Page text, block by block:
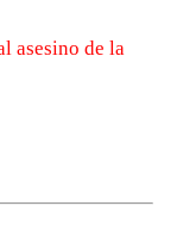
asesino de la